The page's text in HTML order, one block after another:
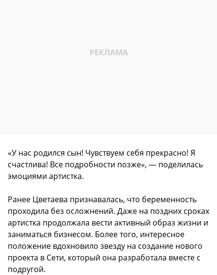
«У нас родился сын! Чувствуем себя прекрасно! Я
счастлива! Все подробности позже», — поделилась
эмоциями артистка.
Ранее Цветаева признавалась, что беременность
проходила без осложнений. Даже на поздних сроках
артистка продолжала вести активный образ жизни и
заниматься бизнесом. Более того, интересное
положение вдохновило звезду на создание нового
проекта в Сети, который она разработала вместе с
подругой.